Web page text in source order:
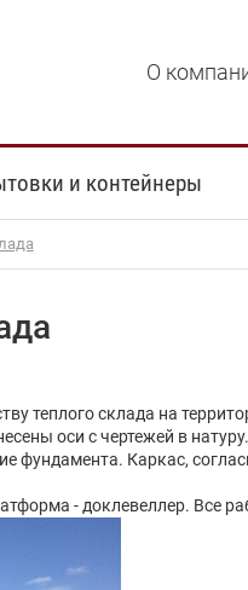
О
и контейнеры
теплого склада на
оси с чертежей в
фундамента. Каркас,
- доклевеллер. Все